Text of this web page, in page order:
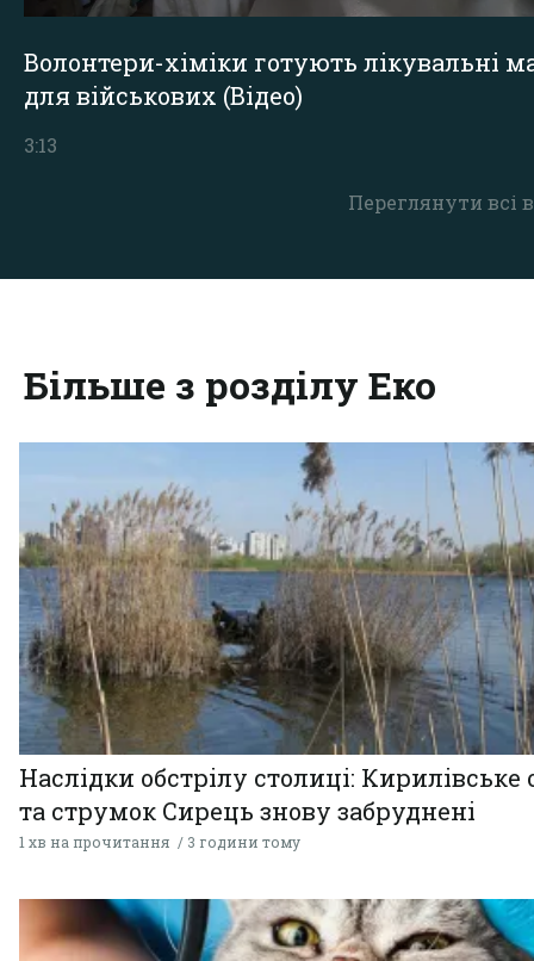
Переглянути всі
Волонтери-хіміки готують лікувальні
для військових (Відео)
3:13
Більше з розділу Еко
Наслідки обстрілу столиці: Кирилівське
та струмок Сирець знову забруднені
1 хв на прочитання 3 години тому